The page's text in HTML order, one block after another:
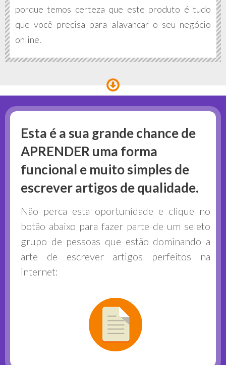
porque temos certeza que este produto é tudo
que você precisa para alavancar o seu negócio
online.
Esta é a sua grande chance de
APRENDER uma forma
funcional e muito simples de
escrever artigos de qualidade.
Não perca esta oportunidade e clique no
botão abaixo para fazer parte de um seleto
grupo de pessoas que estão dominando a
arte de escrever artigos perfeitos na
internet: